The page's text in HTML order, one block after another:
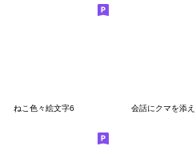
ねこ色々絵文字6